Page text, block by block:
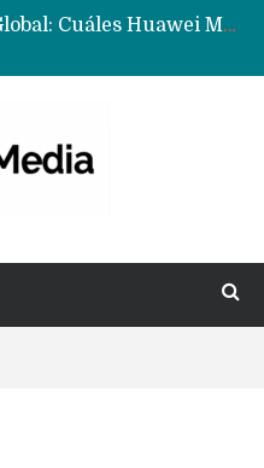
Data Centers de Huawei en Chile, México, Brasil,Perú y Argentina podrían verse afectados por arremetida de EE.UU